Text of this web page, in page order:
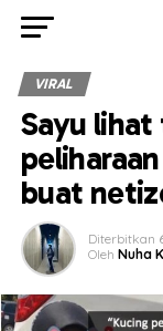
VIRAL
Sayu
buat
Diterbitkan
Oleh Nuha